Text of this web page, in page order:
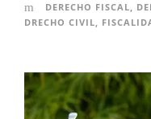
DERECHO FISCAL,
DRECHO CIVIL,